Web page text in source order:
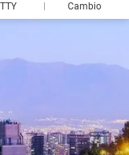
Cambio